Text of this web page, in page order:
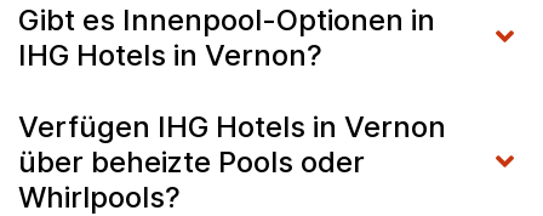
Gibt es Innenpool-Optionen in
IHG Hotels in Vernon?
Verfügen IHG Hotels in Vernon
über beheizte Pools oder
Whirlpools?